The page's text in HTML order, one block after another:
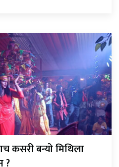
कसरी बन्यो मिथिला
?